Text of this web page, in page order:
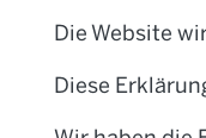
Die Website
Diese